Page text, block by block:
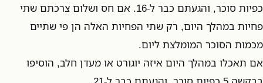
כפיות סוכר, והגעתם כבר ל-16. אם חס ושלום צרכתם שתי
פחיות במהלך היום, רק שתי הפחיות האלה הן פי שתיים
מכמות הסוכר המומלצת ליום.
אם תאכלו במהלך היום איזה יוגורט או מעדן חלב, הוסיפו